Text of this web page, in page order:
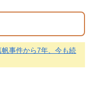
事件から7年、今も続